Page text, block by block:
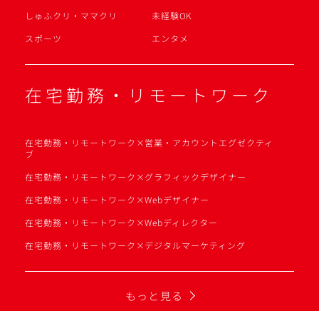
しゅふクリ・ママクリ
未経験OK
スポーツ
エンタメ
在宅勤務・リモートワーク
在宅勤務・リモートワーク×営業・アカウントエグゼクティ
ブ
在宅勤務・リモートワーク×グラフィックデザイナー
在宅勤務・リモートワーク×Webデザイナー
在宅勤務・リモートワーク×Webディレクター
在宅勤務・リモートワーク×デジタルマーケティング
もっと見る